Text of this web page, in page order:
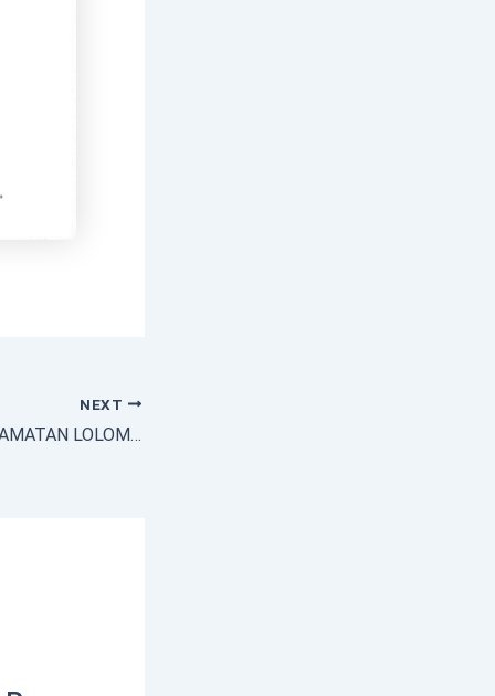
NEXT
PEMERINTAH KECAMATAN LOLOMATUA SELENGGARAKAN SIRAMAN ROHANI.